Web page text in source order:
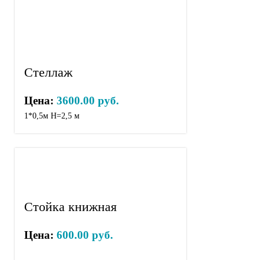
Стеллаж
Цена:3600.00 руб.
1*0,5м Н=2,5 м
Стойка книжная
Цена:600.00 руб.